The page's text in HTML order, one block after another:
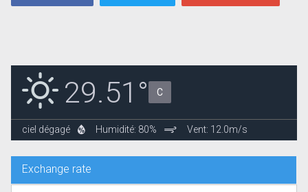
29.51° C
ciel dégagé Humidité: 80% Vent: 12.0m/s
Exchange rate